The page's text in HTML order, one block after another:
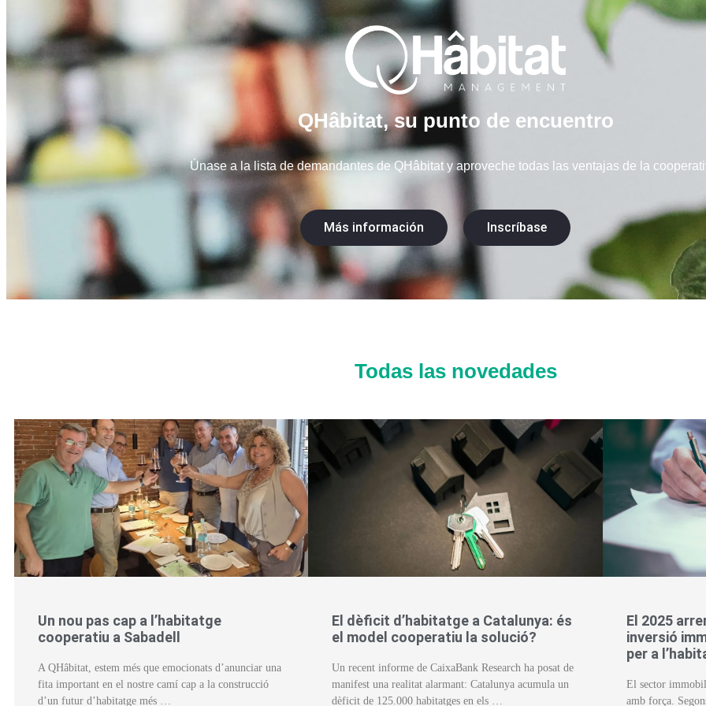
QHâbitat, su punto de encuentro
Únase a la lista de demandantes de QHâbitat y aproveche todas las ventajas de la
Más información Inscríbase
Todas las novedades
Un nou pas cap a l’habitatge
cooperatiu a Sabadell
A QHâbitat, estem més que emocionats d’anunciar una
fita important en el nostre camí cap a la construcció
d’un futur d’habitatge més …
El dèficit d’habitatge a Catalunya: és
el model cooperatiu la solució?
Un recent informe de CaixaBank Research ha posat de
manifest una realitat alarmant: Catalunya acumula un
dèficit de 125.000 habitatges en els …
El 2025
inversió
per a
El sector
amb força.